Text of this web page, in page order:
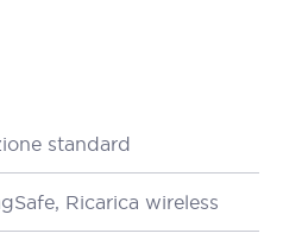
standard
Ricarica wireless